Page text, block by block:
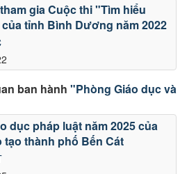
gia Cuộc thi "Tìm hiểu
tỉnh Bình Dương năm 2022
ban hành "Phòng Giáo dục và
dục pháp luật năm 2025 của
thành phố Bến Cát